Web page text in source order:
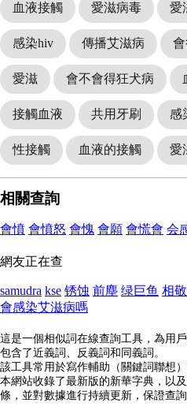
血液接觸 愛滋病毒 愛
感染hiv 傳播艾滋病
愛滋 會不會得狂犬病
接觸血液 共用牙刷 感
性接觸 血液的接觸 愛
相關查詢
會憤 會憤怒 會愧 會願 會慌會 会
網友正在查
samudra kse 锈蚀 前塵 绿巨鱼 相
會感染艾滋病嗎
這是一個相似詞在線查詢工具，為用
包含了近義詞、反義詞和同義詞。
該工具常用於寫作輔助（關鍵詞聯想
本網站收錄了最新版的新華字典，以
條，並對數據進行持續更新，保證查詢